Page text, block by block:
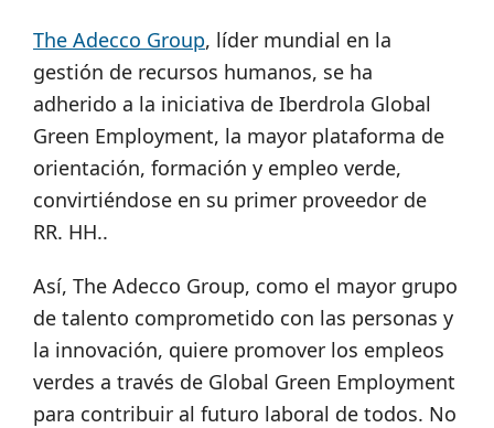
The Adecco Group, líder mundial en la
gestión de recursos humanos, se ha
adherido a la iniciativa de Iberdrola Global
Green Employment, la mayor plataforma de
orientación, formación y empleo verde,
convirtiéndose en su primer proveedor de
RR. HH..
Así, The Adecco Group, como el mayor grupo
de talento comprometido con las personas y
la innovación, quiere promover los empleos
verdes a través de Global Green Employment
para contribuir al futuro laboral de todos. No